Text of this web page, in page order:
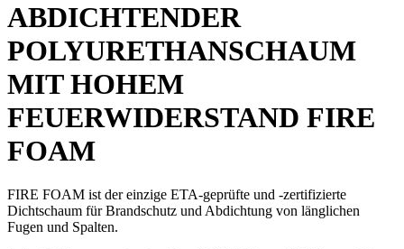
ABDICHTENDER
POLYURETHANSCHAUM
MIT HOHEM
FEUERWIDERSTAND FIRE
FOAM
FIRE FOAM ist der einzige ETA-geprüfte und -zertifizierte
Dichtschaum für Brandschutz und Abdichtung von länglichen
Fugen und Spalten.